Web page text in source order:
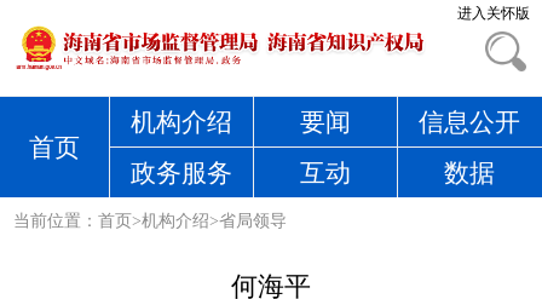
进入关怀版
首页
机构介绍 要闻
信息公开
政务服务
互动 数据
当前位置：首页>机构介绍>省局领导
何海平